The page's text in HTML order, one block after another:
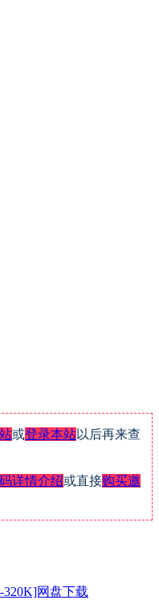
或登录本站以后再来查
详情介绍或直接购买邀
网盘下载